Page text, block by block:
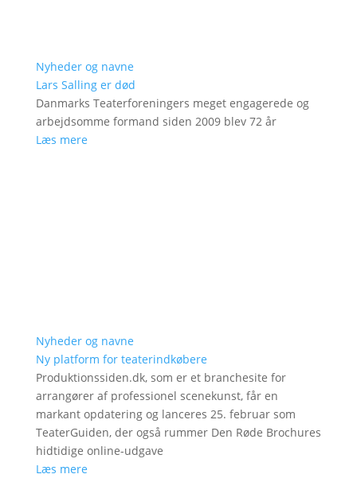
Nyheder og navne
Lars Salling er død
Danmarks Teaterforeningers meget engagerede og
arbejdsomme formand siden 2009 blev 72 år
Læs mere
Nyheder og navne
Ny platform for teaterindkøbere
Produktionssiden.dk, som er et branchesite for
arrangører af professionel scenekunst, får en
markant opdatering og lanceres 25. februar som
TeaterGuiden, der også rummer Den Røde Brochures
hidtidige online-udgave
Læs mere